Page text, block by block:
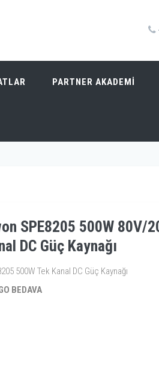
PARTNER AKADEMİ
SPE8205 500W 80V/
DC Güç Kaynağı
500W Tek Kanal DC Güç Kaynağı
BEDAVA